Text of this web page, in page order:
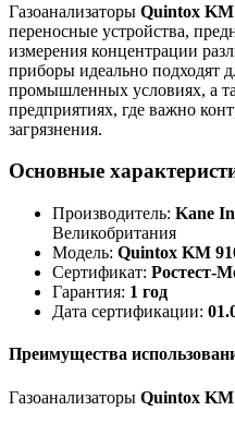
Газоанализаторы Quintox KM
переносные устройства,
измерения концентрации
приборы идеально подходят
промышленных условиях, а
предприятиях, где важно
загрязнения.
Основные
Производитель: Kane
Великобритания
Модель: Quintox KM
Сертификат: Ростест-
Гарантия: 1 год
Дата сертификации:
Преимущества
Газоанализаторы Quintox KM